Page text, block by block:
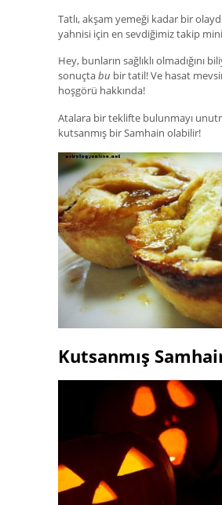
Tatlı, akşam yemeği kadar bir
yahnisi için en sevdiğimiz takip
Hey, bunların sağlıklı olmadığını
sonuçtabu bir tatil! Ve hasat
hoşgörü hakkında!
Atalara bir teklifte bulunmayı
kutsanmış bir Samhain olabilir!
Kutsanmış